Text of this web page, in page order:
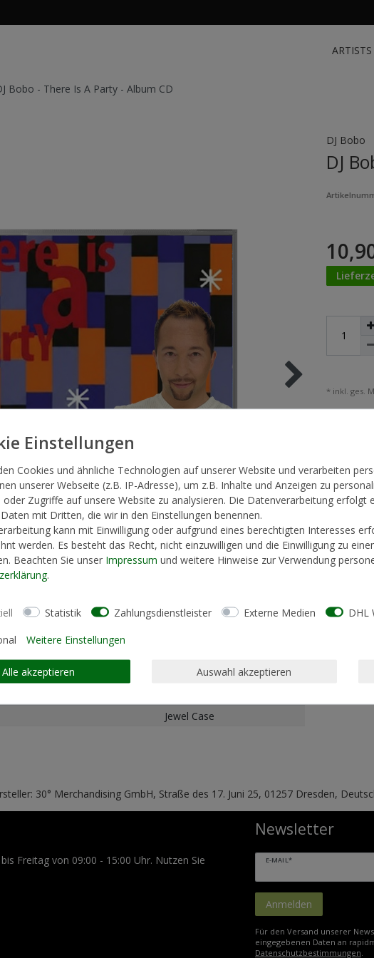
ARTISTS
Bobo - There Is A Party - Album CD
DJ Bobo
DJ
* inkl. ges.
Jewel Case
30° Merchandising GmbH, Straße des 17. Juni 25, 01257 Dresden,
Freitag von 09:00 - 15:00 Uhr. Nutzen Sie
Newsletter
E-MAIL*
Anmelden
Für den Versand unserer
eingegebenen Daten an
Datenschutzbestimmungen
Cookies und ähnliche Technologien auf unserer Website und verarbeiten
unserer Webseite (z.B. IP-Adresse), um z.B. Inhalte und Anzeigen zu
oder Zugriffe auf unsere Website zu analysieren. Die Datenverarbeitung erfolgt
mit Dritten, die wir in den Einstellungen benennen.
kann mit Einwilligung oder aufgrund eines berechtigten Interesses
werden. Es besteht das Recht, nicht einzuwilligen und die Einwilligung zu
Beachten Sie unser Impressum und weitere Hinweise zur Verwendung
.
Statistik Zahlungsdienstleister Externe Medien DHL
Weitere Einstellungen
Alle akzeptieren Auswahl akzeptieren